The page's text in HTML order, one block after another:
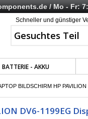
/ Mo - Fr:
Schneller und günstiger
BATTERIE - AKKU
BILDSCHIRM HP
DV6-1199EG